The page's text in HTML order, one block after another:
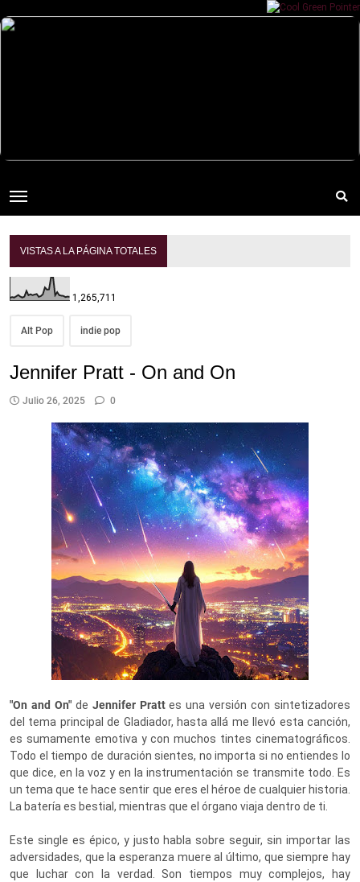
VISTAS A LA PÁGINA TOTALES
1,265,711
Alt Pop indie pop
Jennifer Pratt - On and On
Julio 26, 2025 0
"On and On"de Jennifer Prattes una versión con sintetizadores
del tema principal de Gladiador, hasta allá me llevó esta canción,
es sumamente emotiva y con muchos tintes cinematográficos.
Todo el tiempo de duración sientes, no importa si no entiendes lo
que dice, en la voz y en la instrumentación se transmite todo. Es
un tema que te hace sentir que eres el héroe de cualquier historia.
La batería es bestial, mientras que el órgano viaja dentro de ti.
Este single es épico, y justo habla sobre seguir, sin importar las
adversidades, que la esperanza muere al último, que siempre hay
que luchar con la verdad. Son tiempos muy complejos, hay